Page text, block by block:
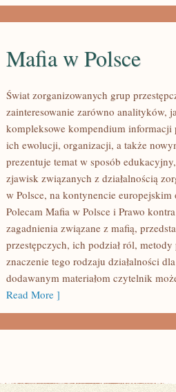
Mafia w Polsce
Świat zorganizowanych grup
zainteresowanie zarówno analityków,
kompleksowe kompendium informacji
ich ewolucji, organizacji, a także
prezentuje temat w sposób
zjawisk związanych z działalnością
w Polsce, na kontynencie
Polecam Mafia w Polsce i Prawo
zagadnienia związane z mafią,
przestępczych, ich podział ról,
znaczenie tego rodzaju działalności
dodawanym materiałom czytelnik
Read More ]